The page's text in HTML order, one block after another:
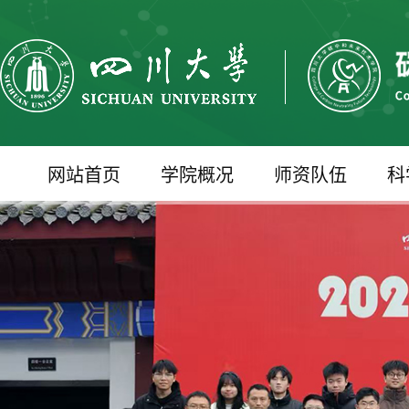
网站首页 学院概况 师资队伍 科